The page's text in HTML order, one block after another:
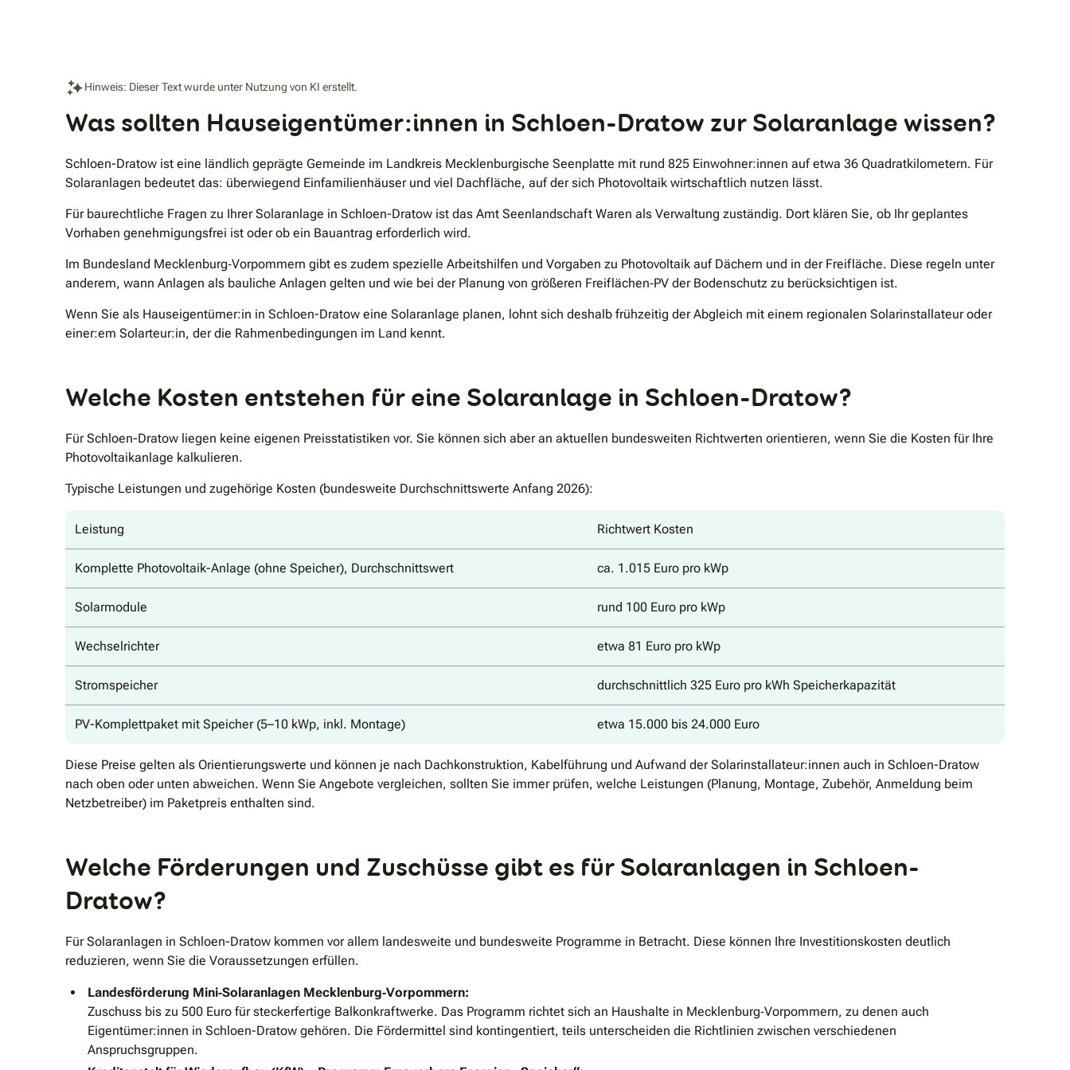
Hinweis: Dieser Text wurde unter Nutzung von KI erstellt.
Was sollten Hauseigentümer:innen in Schloen-Dratow zur Solaranlage wissen?
Schloen-Dratow ist eine ländlich geprägte Gemeinde im Landkreis Mecklenburgische Seenplatte mit rund 825 Einwohner:innen auf etwa 36 Quadratkilometern. Für
Solaranlagen bedeutet das: überwiegend Einfamilienhäuser und viel Dachfläche, auf der sich Photovoltaik wirtschaftlich nutzen lässt.
Für baurechtliche Fragen zu Ihrer Solaranlage in Schloen-Dratow ist das Amt Seenlandschaft Waren als Verwaltung zuständig. Dort klären Sie, ob Ihr geplantes
Vorhaben genehmigungsfrei ist oder ob ein Bauantrag erforderlich wird.
Im Bundesland Mecklenburg‑Vorpommern gibt es zudem spezielle Arbeitshilfen und Vorgaben zu Photovoltaik auf Dächern und in der Freifläche. Diese regeln unter
anderem, wann Anlagen als bauliche Anlagen gelten und wie bei der Planung von größeren Freiflächen‑PV der Bodenschutz zu berücksichtigen ist.
Wenn Sie als Hauseigentümer:in in Schloen-Dratow eine Solaranlage planen, lohnt sich deshalb frühzeitig der Abgleich mit einem regionalen Solarinstallateur oder
einer:em Solarteur:in, der die Rahmenbedingungen im Land kennt.
Welche Kosten entstehen für eine Solaranlage in Schloen-Dratow?
Für Schloen-Dratow liegen keine eigenen Preisstatistiken vor. Sie können sich aber an aktuellen bundesweiten Richtwerten orientieren, wenn Sie die Kosten für Ihre
Photovoltaikanlage kalkulieren.
Typische Leistungen und zugehörige Kosten (bundesweite Durchschnittswerte Anfang 2026):
Leistung Richtwert Kosten
Komplette Photovoltaik-Anlage (ohne Speicher), Durchschnittswert ca. 1.015 Euro pro kWp
Solarmodule rund 100 Euro pro kWp
Wechselrichter etwa 81 Euro pro kWp
Stromspeicher durchschnittlich 325 Euro pro kWh Speicherkapazität
PV-Komplettpaket mit Speicher (5–10 kWp, inkl. Montage) etwa 15.000 bis 24.000 Euro
Diese Preise gelten als Orientierungswerte und können je nach Dachkonstruktion, Kabelführung und Aufwand der Solarinstallateur:innen auch in Schloen-Dratow
nach oben oder unten abweichen. Wenn Sie Angebote vergleichen, sollten Sie immer prüfen, welche Leistungen (Planung, Montage, Zubehör, Anmeldung beim
Netzbetreiber) im Paketpreis enthalten sind.
Welche Förderungen und Zuschüsse gibt es für Solaranlagen in Schloen-
Dratow?
Für Solaranlagen in Schloen-Dratow kommen vor allem landesweite und bundesweite Programme in Betracht. Diese können Ihre Investitionskosten deutlich
reduzieren, wenn Sie die Voraussetzungen erfüllen.
Landesförderung Mini‑Solaranlagen Mecklenburg‑Vorpommern:
Zuschuss bis zu 500 Euro für steckerfertige Balkonkraftwerke. Das Programm richtet sich an Haushalte in Mecklenburg‑Vorpommern, zu denen auch
Eigentümer:innen in Schloen-Dratow gehören. Die Fördermittel sind kontingentiert, teils unterscheiden die Richtlinien zwischen verschiedenen
Anspruchsgruppen.